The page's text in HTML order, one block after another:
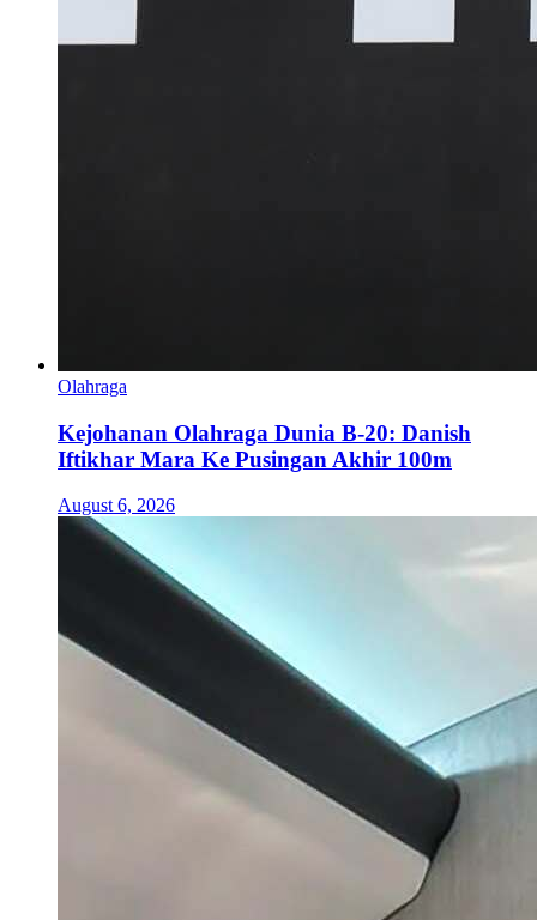
Olahraga
Kejohanan Olahraga Dunia B-20: Danish
Iftikhar Mara Ke Pusingan Akhir 100m
August 6, 2026